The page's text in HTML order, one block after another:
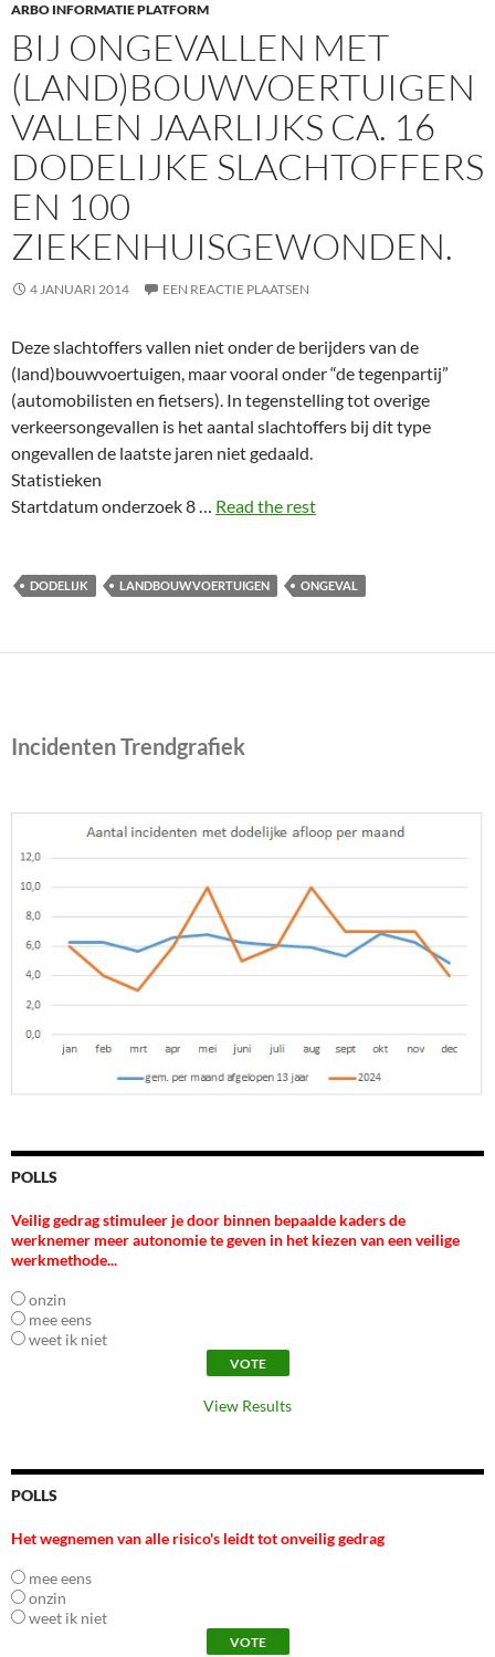
ARBO INFORMATIE PLATFORM
BIJ ONGEVALLEN MET
(LAND)BOUWVOERTUIGEN
VALLEN JAARLIJKS CA. 16
DODELIJKE SLACHTOFFERS
EN 100
ZIEKENHUISGEWONDEN.
4 JANUARI 2014 EEN REACTIE PLAATSEN
Deze slachtoffers vallen niet onder de berijders van de
(land)bouwvoertuigen, maar vooral onder “de tegenpartij”
(automobilisten en fietsers). In tegenstelling tot overige
verkeersongevallen is het aantal slachtoffers bij dit type
ongevallen de laatste jaren niet gedaald.
Statistieken
Startdatum onderzoek 8 … Read the rest
DODELIJK LANDBOUWVOERTUIGEN ONGEVAL
Incidenten Trendgrafiek
POLLS
Veilig gedrag stimuleer je door binnen bepaalde kaders de
werknemer meer autonomie te geven in het kiezen van een veilige
werkmethode...
onzin
mee eens
weet ik niet
View Results
POLLS
Het wegnemen van alle risico's leidt tot onveilig gedrag
mee eens
onzin
weet ik niet